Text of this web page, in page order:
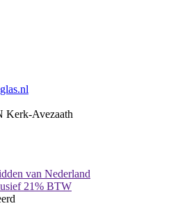
Kerk-Avezaath
van Nederland
21% BTW